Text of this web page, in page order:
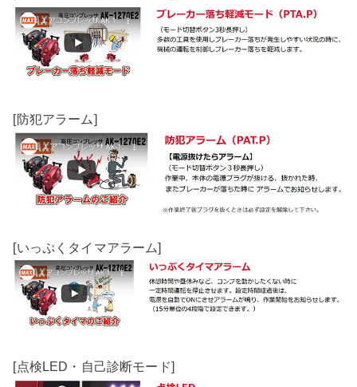
[防犯アラーム]
[いっぷくタイマアラーム]
[点検LED・自己診断モード]